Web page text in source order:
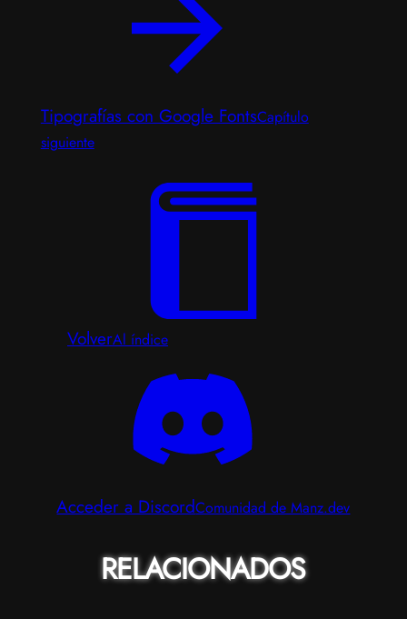
Tipografías con Google FontsCapítulo
siguiente
VolverAl índice
Acceder a DiscordComunidad de Manz.dev
RELACIONADOS